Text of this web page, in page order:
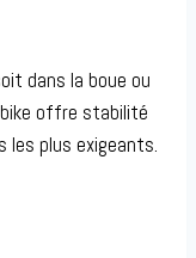
dans la boue ou
offre stabilité
plus exigeants.